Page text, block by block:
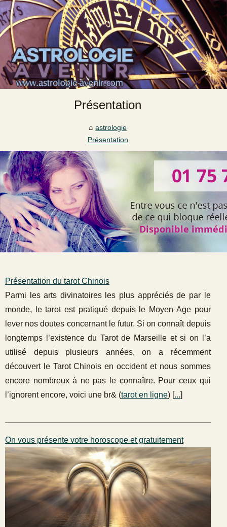
Présentation
astrologie
Présentation
Présentation du tarot Chinois
Parmi les arts divinatoires les plus appréciés de par le
monde, le tarot est pratiqué depuis le Moyen Age pour
lever nos doutes concernant le futur. Si on connaît depuis
longtemps l’existence du Tarot de Marseille et si on l’a
utilisé depuis plusieurs années, on a récemment
découvert le Tarot Chinois en occident et nous sommes
encore nombreux à ne pas le connaître. Pour ceux qui
l’ignorent encore, voici une br& (tarot en ligne) [...]
On vous présente votre horoscope et gratuitement